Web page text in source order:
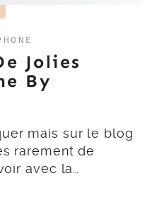
Jolies
By
mais sur le blog
rarement de
avec la…